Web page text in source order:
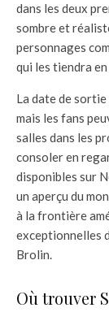
dans les deux
sombre et
personnages
qui les tiendra
La date de sortie
mais les fans
salles dans les
consoler en
disponibles sur
un aperçu du
à la frontière
exceptionnelles
Brolin.
Où trouver